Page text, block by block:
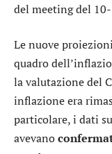
del meeting del
Le nuove
quadro
la valutazione del
inflazione era
particolare, i dati
avevano